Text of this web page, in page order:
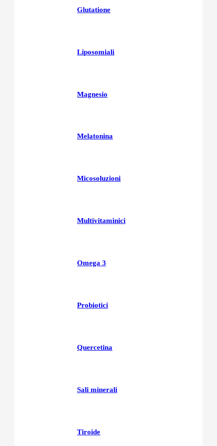
Glutatione
Liposomiali
Magnesio
Melatonina
Micosoluzioni
Multivitaminici
Omega 3
Probiotici
Quercetina
Sali minerali
Tiroide